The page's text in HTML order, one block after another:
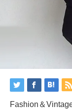
Fashion＆